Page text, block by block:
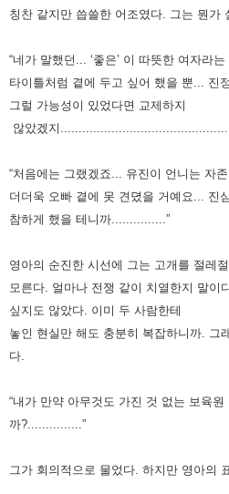
칭찬 같지만 씁쓸한 어조였다. 그는 뭔가
“네가 말했던... ‘좋은’ 이 따뜻한 여자라
타이틀처럼 곁에 두고 싶어 했을 뿐... 진
그럴 가능성이 있었다면 교제하지
않았겠지
“처음에는 그랬겠죠... 유진이 언니는 자
더더욱 오빠 곁에 못 견뎠을 거예요... 진
참하게 했을 테니까...............”
영아의 순진한 시선에 그는 고개를 절레
모른다. 얼마나 전쟁 같이 치열한지 말이
싶지도 않았다. 이미 두 사람한테
놓인 현실만 해도 충분히 복잡하니까.
그
다.
“내가 만약 아무것도 가진 것 없는 보육
까?...............”
그가 회의적으로 물었다. 하지만 영아의